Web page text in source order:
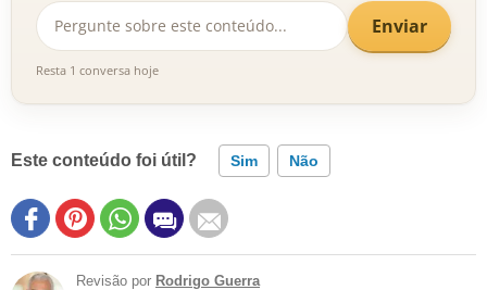
Enviar
Resta 1 conversa hoje
Este conteúdo foi útil? Sim Não
Revisão por Rodrigo Guerra